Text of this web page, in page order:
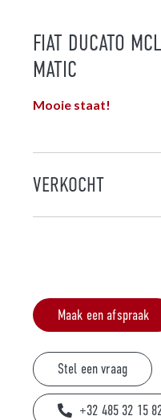
FIAT DUCATO
MATIC
Mooie staat!
VERKOCHT
Maak een afspraak
Stel een vraag
+32 485 32 15